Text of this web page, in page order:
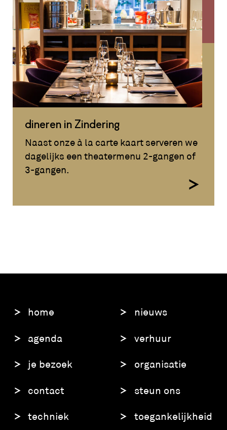
dineren in Zindering
Naast onze à la carte kaart serveren we
dagelijks een theatermenu 2-gangen of
3-gangen.
home
agenda
je bezoek
contact
techniek
nieuws
verhuur
organisatie
steun ons
toegankelijkheid